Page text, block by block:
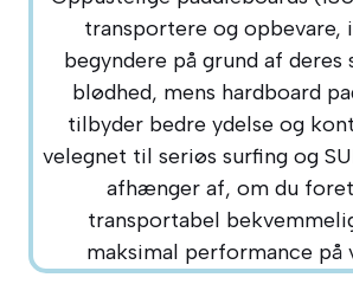
transportere og opbevare,
begyndere på grund af
blødhed, mens hardboard
tilbyder bedre ydelse og
velegnet til seriøs surfing og
afhænger af, om du
transportabel
maksimal performance på